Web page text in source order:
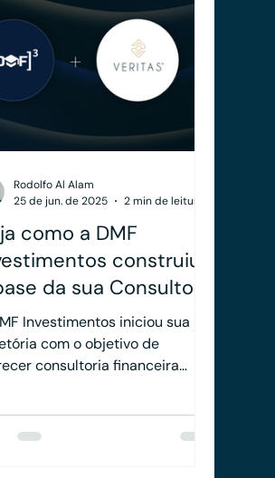
e oferecer um serviço
como a DMF
construiu
da sua Consultoria
com o suporte da
Investimentos iniciou sua
com o objetivo de
consultoria financeira
práticas do mercado, a
Rodolfo Al Alam
25 de jun. de 2025
2 min de leitura